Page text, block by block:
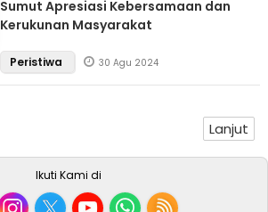
Sumut Apresiasi Kebersamaan dan
Kerukunan Masyarakat
Peristiwa 30 Agu 2024
Lanjut
Ikuti Kami di